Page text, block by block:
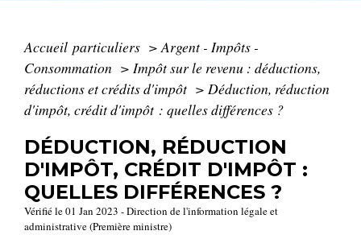
Accueil particuliers > Argent - Impôts -
Consommation > Impôt sur le revenu : déductions,
réductions et crédits d'impôt > Déduction, réduction
d'impôt, crédit d'impôt : quelles différences ?
DÉDUCTION, RÉDUCTION
D'IMPÔT, CRÉDIT D'IMPÔT :
QUELLES DIFFÉRENCES ?
Vérifié le 01 Jan 2023 - Direction de l'information légale et
administrative (Première ministre)